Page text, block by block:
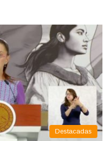
Destacadas